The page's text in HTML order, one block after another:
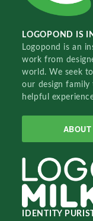
LOGOPOND IS
Logopond is an
work from
world. We seek
our design family
helpful
ABOUT
IDENTITY